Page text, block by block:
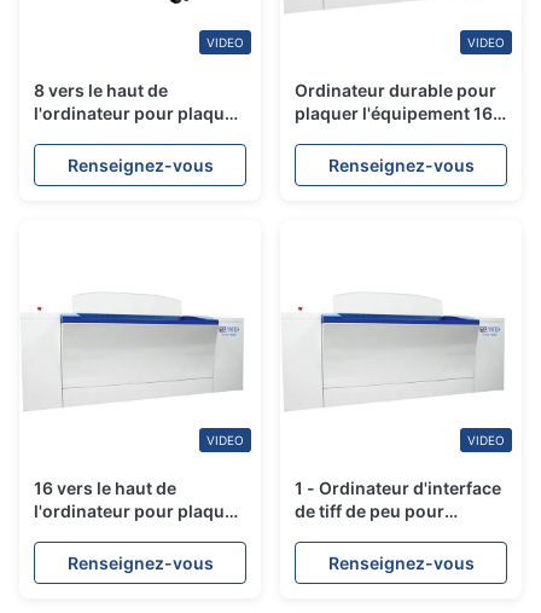
VIDEO
8 vers le haut de
l'ordinateur pour plaquer
d'équipement appui
CIP3/CIP4 de 350 * de
Renseignez-vous
VIDEO
Ordinateur durable pour
plaquer l'équipement 16
diodes 24 plats par heure
Renseignez-vous
VIDEO
16 vers le haut de
l'ordinateur pour plaquer
d'équipement/le logiciel
déroulement des
Renseignez-vous
VIDEO
1 - Ordinateur d'interface
de tiff de peu pour
direct de déroulement
des opérations
Renseignez-vous